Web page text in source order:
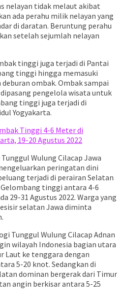
nelayan tidak melaut akibat
ada perahu milik nelayan yang
di daratan. Beruntung perahu
setelah sejumlah nelayan
tinggi juga terjadi di Pantai
tinggi hingga memasuki
ombak. Ombak sampai
pengelola wisata untuk
tinggi juga terjadi di
Yogyakarta.
Tinggi 4-6 Meter di
19-20 Agustus 2022
Wulung Cilacap Jawa
peringatan dini
terjadi di perairan Selatan
tinggi antara 4-6
29-31 Agustus 2022. Warga yang
selatan Jawa diminta
Tunggul Wulung Cilacap Adnan
wilayah Indonesia bagian utara
Laut ke tenggara dengan
5-20 knot. Sedangkan di
dominan bergerak dari Timur
angin berkisar antara 5-25